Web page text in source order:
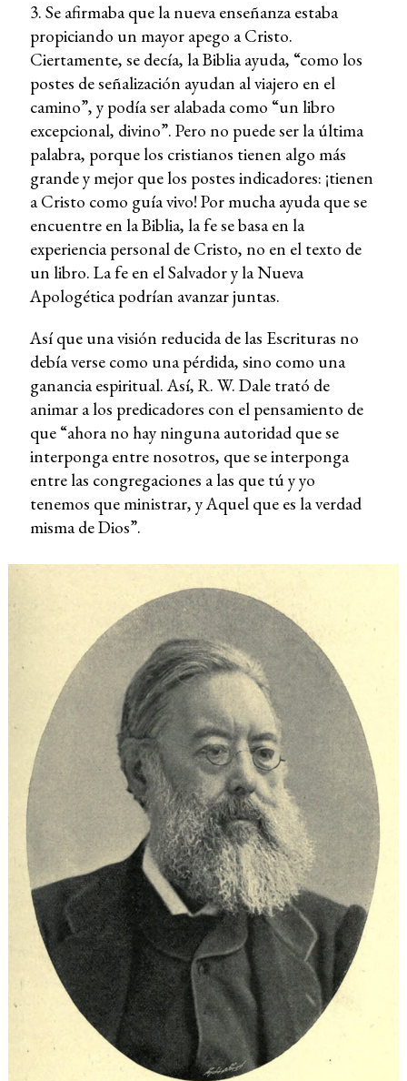
3. Se afirmaba que la nueva enseñanza estaba
propiciando un mayor apego a Cristo.
Ciertamente, se decía, la Biblia ayuda, “como los
postes de señalización ayudan al viajero en el
camino”, y podía ser alabada como “un libro
excepcional, divino”. Pero no puede ser la última
palabra, porque los cristianos tienen algo más
grande y mejor que los postes indicadores: ¡tienen
a Cristo como guía vivo! Por mucha ayuda que se
encuentre en la Biblia, la fe se basa en la
experiencia personal de Cristo, no en el texto de
un libro. La fe en el Salvador y la Nueva
Apologética podrían avanzar juntas.
Así que una visión reducida de las Escrituras no
debía verse como una pérdida, sino como una
ganancia espiritual. Así, R. W. Dale trató de
animar a los predicadores con el pensamiento de
que “ahora no hay ninguna autoridad que se
interponga entre nosotros, que se interponga
entre las congregaciones a las que tú y yo
tenemos que ministrar, y Aquel que es la verdad
misma de Dios”.